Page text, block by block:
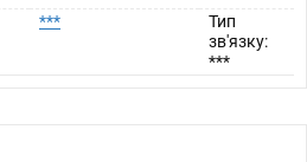
***
Тип
зв'язку:
***